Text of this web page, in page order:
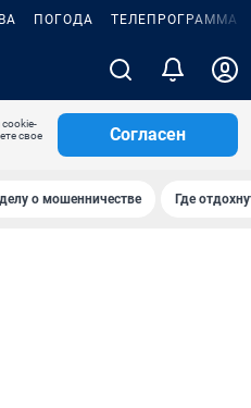
ПОГОДА ТЕЛЕПРОГРАММА
свое
Согласен
о мошенничестве Где